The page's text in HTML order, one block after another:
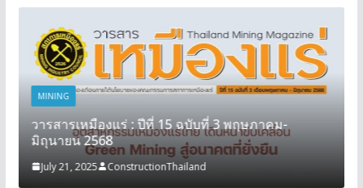
MINING
วารสารเหมืองแร่ : ปีที่ 15 ฉบับที่ 3 พฤษภาคม-
มิถุนายน 2568
July 21, 2025 ConstructionThailand